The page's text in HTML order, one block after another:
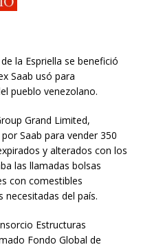
la Espriella se benefició
Saab usó para
pueblo venezolano.
Grand Limited,
Saab para vender 350
y alterados con los
las llamadas bolsas
con comestibles
del país.
Estructuras
Fondo Global de